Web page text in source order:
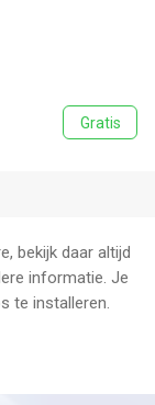
Gratis
bekijk daar altijd
informatie. Je
te installeren.